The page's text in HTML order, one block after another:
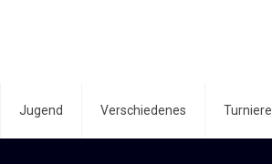
Jugend Verschiedenes Turniere